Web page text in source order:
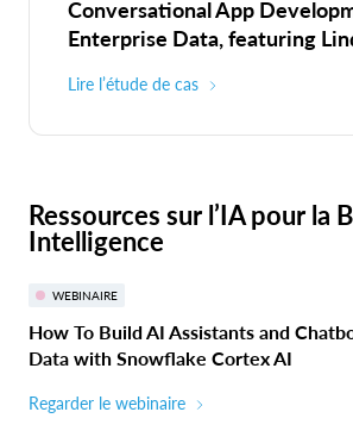
Conversational App
Enterprise Data, featuring
Lire l’étude de cas
Ressources sur l’IA pour la
Intelligence
WEBINAIRE
How To Build AI Assistants and
Data with Snowflake Cortex AI
Regarder le webinaire